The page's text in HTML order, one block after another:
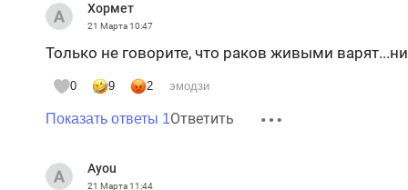
Хормет
21 Марта10:47
Только не говорите, что раков живыми
0 9 2 эмодзи
Показать ответы 1Ответить
Ayou
21 Марта11:44